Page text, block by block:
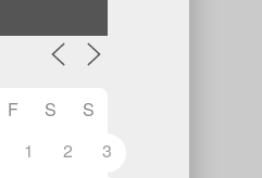
F S
S
1 2
3